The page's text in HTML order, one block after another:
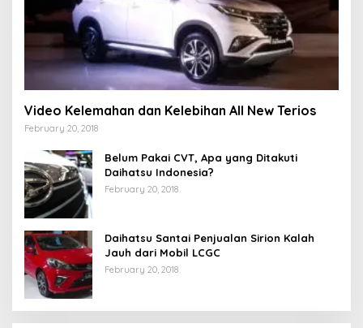
Video Kelemahan dan Kelebihan All New Terios
February 20, 2018
Belum Pakai CVT, Apa yang Ditakuti
Daihatsu Indonesia?
February 20, 2018
Daihatsu Santai Penjualan Sirion Kalah
Jauh dari Mobil LCGC
February 20, 2018
Strategi PPP Menangkan Duet Ganjar dan Gus
Yasin